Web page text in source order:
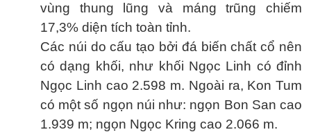
vùng thung lũng và máng trũng chiếm
17,3% diện tích toàn tỉnh.
Các núi do cấu tạo bởi đá biến chất cổ nên
có dạng khối, như khối Ngọc Linh có đỉnh
Ngọc Linh cao 2.598 m. Ngoài ra, Kon Tum
có một số ngọn núi như: ngọn Bon San cao
1.939 m; ngọn Ngọc Kring cao 2.066 m.